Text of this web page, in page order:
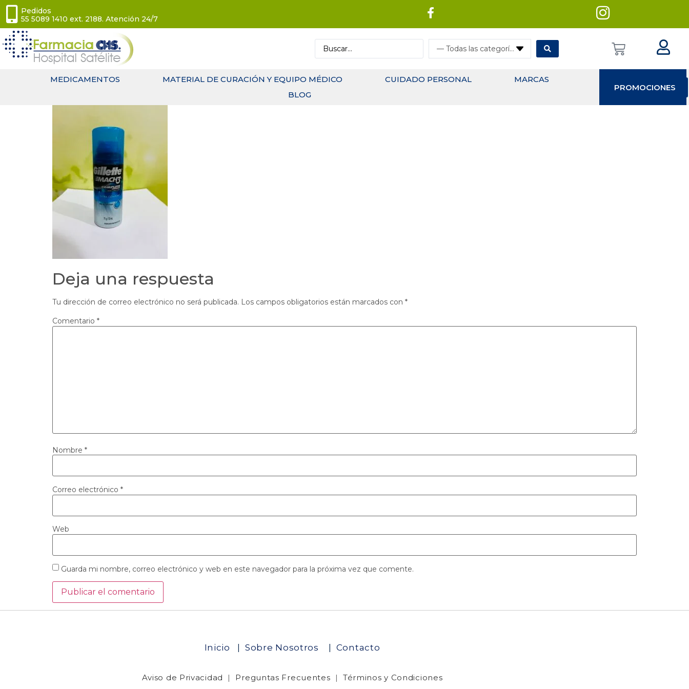
Pedidos
55 5089 1410 ext. 2188. Atención 24/7
— Todas las categorías
MEDICAMENTOS MATERIAL DE CURACIÓN Y EQUIPO MÉDICO CUIDADO PERSONAL
MARCAS
BLOG
PROMOCIONES
Deja una respuesta
Tu dirección de correo electrónico no será publicada. Los campos obligatorios están marcados con *
Comentario *
Nombre *
Correo electrónico *
Web
Guarda mi nombre, correo electrónico y web en este navegador para la próxima vez que comente.
Inicio |Sobre Nosotros Contacto
Aviso de Privacidad | Preguntas Frecuentes | Términos y Condiciones